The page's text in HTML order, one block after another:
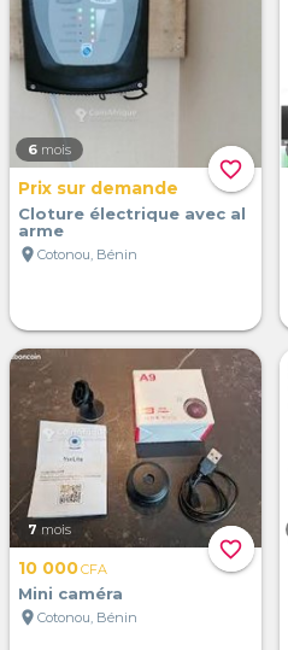
favorite_border
6 mois
Prix sur demande
Cloture électrique avec al
arme
location_on Cotonou, Bénin
favorite_border
7 mois
10 000CFA
Mini caméra
location_on Cotonou, Bénin